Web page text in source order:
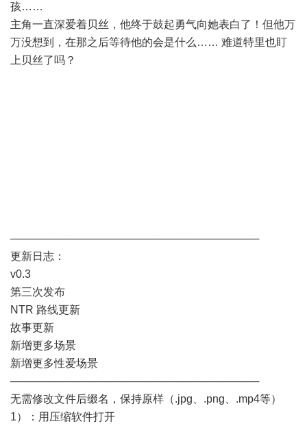
孩……
主角一直深爱着贝丝，他终于鼓起勇气向她表白了！但他万
万没想到，在那之后等待他的会是什么…… 难道特里也盯
上贝丝了吗？
─────────────────────────────────
更新日志：
v0.3
第三次发布
NTR 路线更新
故事更新
新增更多场景
新增更多性爱场景
─────────────────────────────────
无需修改文件后缀名，保持原样（.jpg、.png、.mp4等）
1）：用压缩软件打开